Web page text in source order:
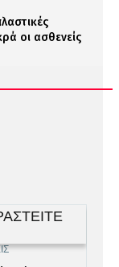
οι ασθενείς